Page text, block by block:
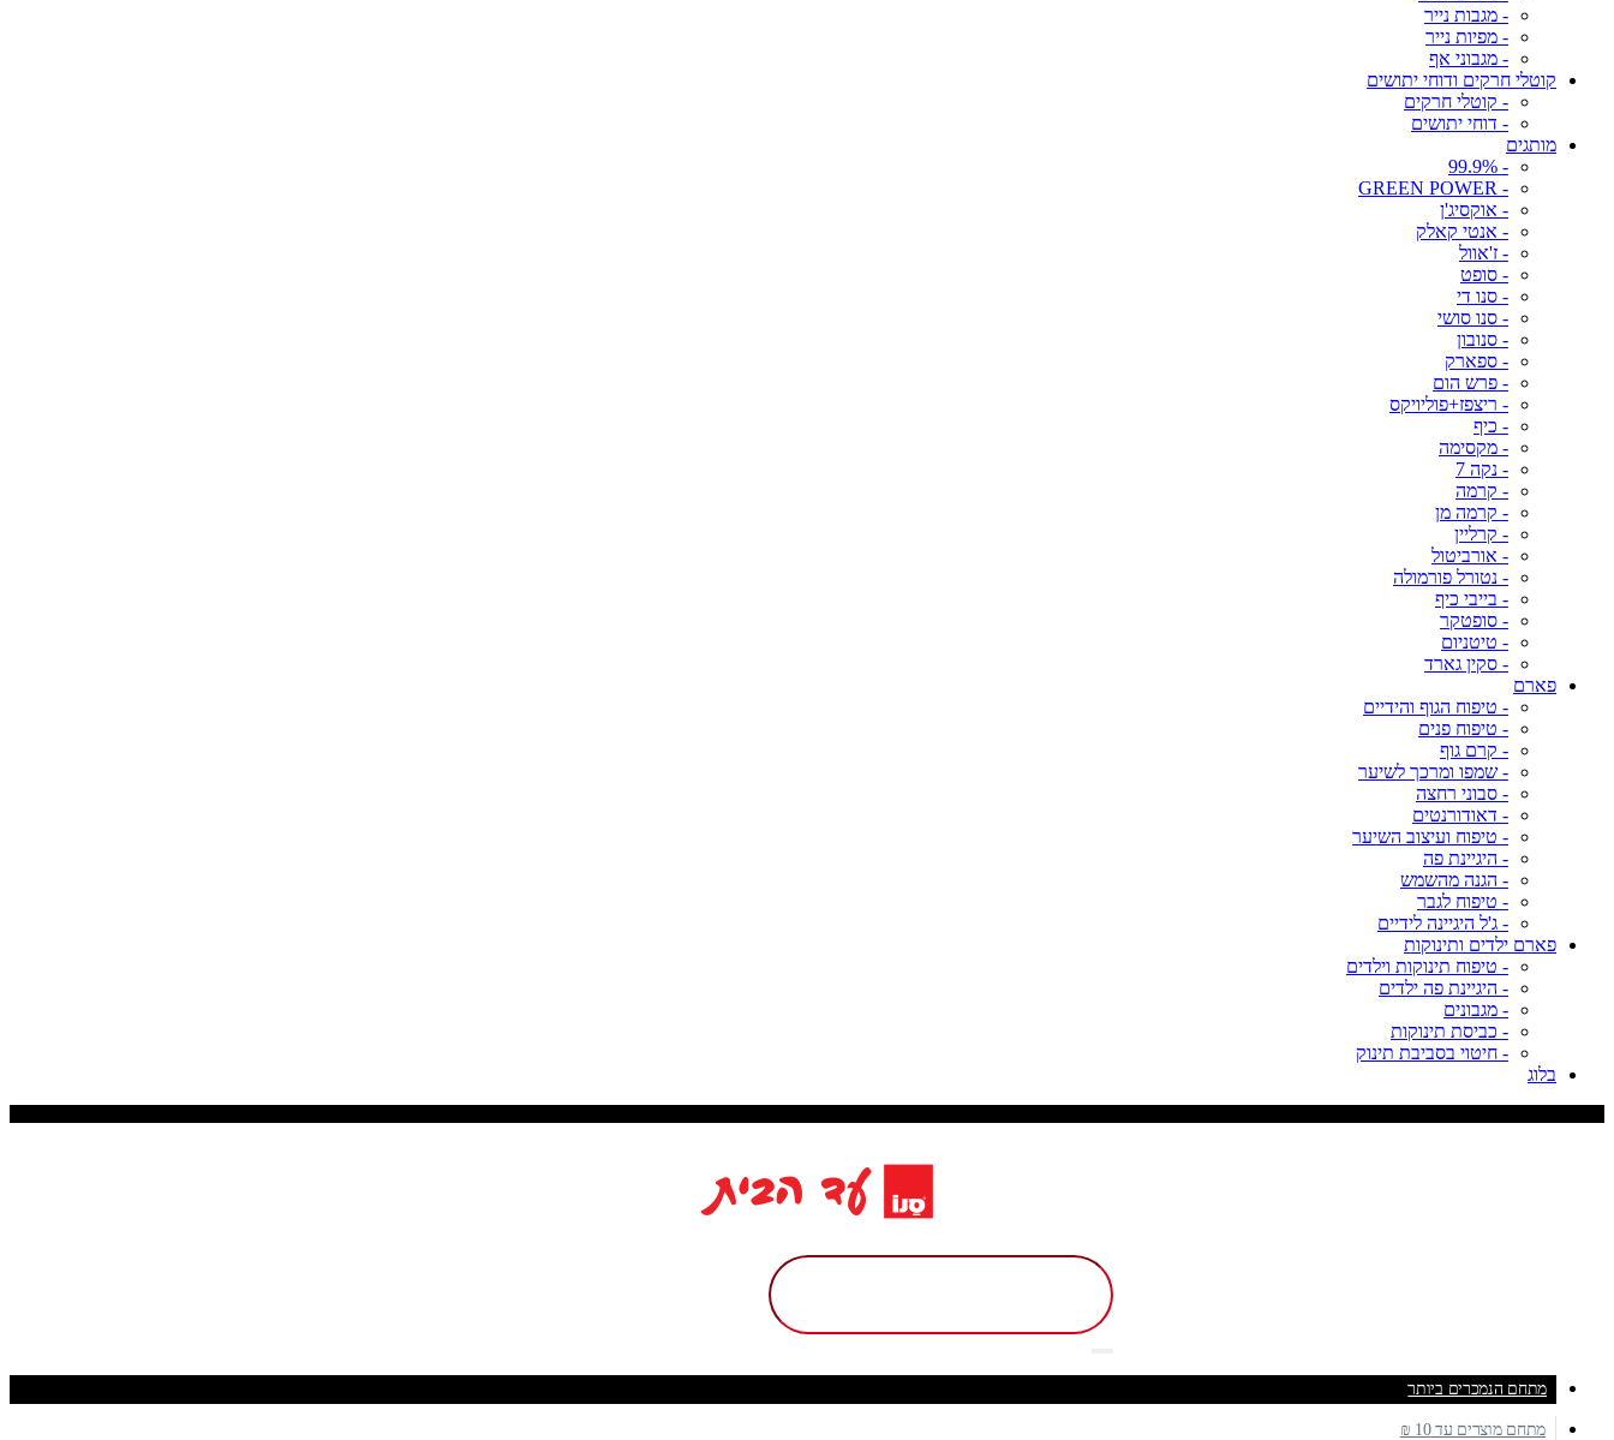
- מגבות נייר
- מפיות נייר
- מגבוני אף
קוטלי חרקים ודוחי יתושים
- קוטלי חרקים
- דוחי יתושים
מותגים
- 99.9%
- GREEN POWER
- אוקסיג'ן
- אנטי קאלק
- ז'אוול
- סופט
- סנו די
- סנו סושי
- סנובון
- ספארק
- פרש הום
- ריצפז+פוליויקס
- כיף
- מקסימה
- נקה 7
- קרמה
- קרמה מן
- קרליין
- אורביטול
- נטורל פורמולה
- בייבי כיף
- סופטקר
- טיטניום
- סקין גארד
פארם
- טיפוח הגוף והידיים
- טיפוח פנים
- קרם גוף
- שמפו ומרכך לשיער
- סבוני רחצה
- דאודורנטים
- טיפוח ועיצוב השיער
- היגיינת פה
- הגנה מהשמש
- טיפוח לגבר
- ג'ל היגיינה לידיים
פארם ילדים ותינוקות
- טיפוח תינוקות וילדים
- היגיינת פה ילדים
- מגבונים
- כביסת תינוקות
- חיטוי בסביבת תינוק
בלוג
מתחם הנמכרים ביותר
מתחם מוצרים עד 10 ₪